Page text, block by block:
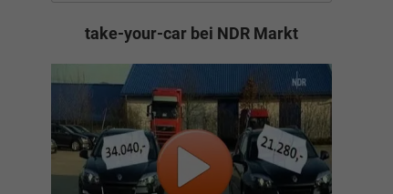
take-your-car bei NDR Markt